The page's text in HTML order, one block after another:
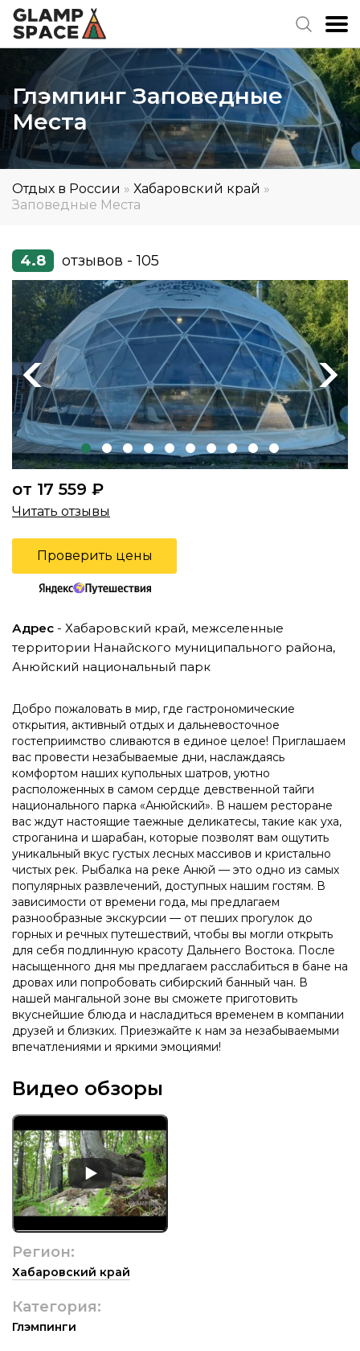
Глэмпинг Заповедные
Места
Отдых в России » Хабаровский край »
Заповедные Места
4.8 отзывов - 105
Previous Next
от 17 559 ₽
Читать отзывы
Проверить цены
Адрес - Хабаровский край, межселенные
территории Нанайского муниципального района,
Анюйский национальный парк
Добро пожаловать в мир, где гастрономические
открытия, активный отдых и дальневосточное
гостеприимство сливаются в единое целое! Приглашаем
вас провести незабываемые дни, наслаждаясь
комфортом наших купольных шатров, уютно
расположенных в самом сердце девственной тайги
национального парка «Анюйский». В нашем ресторане
вас ждут настоящие таежные деликатесы, такие как уха,
строганина и шарабан, которые позволят вам ощутить
уникальный вкус густых лесных массивов и кристально
чистых рек. Рыбалка на реке Анюй — это одно из самых
популярных развлечений, доступных нашим гостям. В
зависимости от времени года, мы предлагаем
разнообразные экскурсии — от пеших прогулок до
горных и речных путешествий, чтобы вы могли открыть
для себя подлинную красоту Дальнего Востока. После
насыщенного дня мы предлагаем расслабиться в бане на
дровах или попробовать сибирский банный чан. В
нашей мангальной зоне вы сможете приготовить
вкуснейшие блюда и насладиться временем в компании
друзей и близких. Приезжайте к нам за незабываемыми
впечатлениями и яркими эмоциями!
Видео обзоры
Регион:
Хабаровский край
Категория:
Глэмпинги